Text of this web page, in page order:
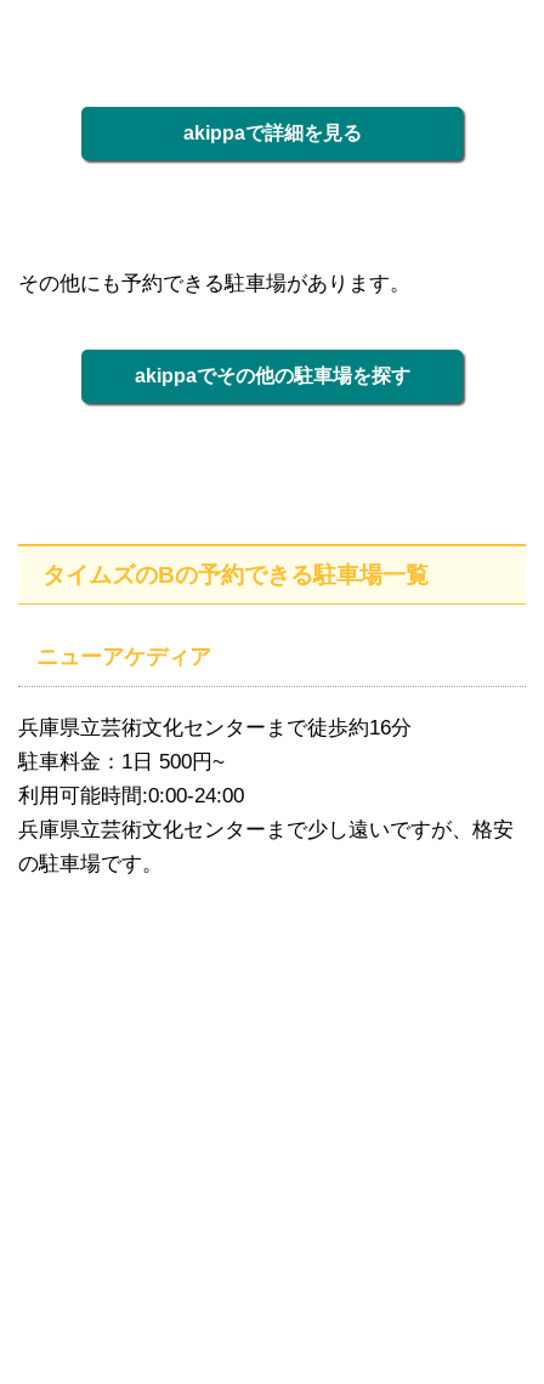
akippaで詳細を見る
その他にも予約できる駐車場があります。
akippaでその他の駐車場を探す
タイムズのBの予約できる駐車場一覧
ニューアケディア
兵庫県立芸術文化センターまで徒歩約16分
駐車料金：1日 500円~
利用可能時間:0:00-24:00
兵庫県立芸術文化センターまで少し遠いですが、格安
の駐車場です。